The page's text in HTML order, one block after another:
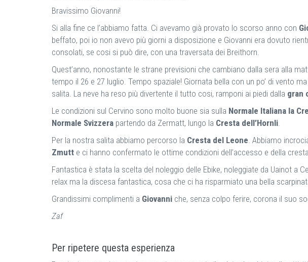
Bravissimo Giovanni!
Si alla fine ce l’abbiamo fatta. Ci avevamo già provato lo scorso anno con
beffato, poi io non avevo più giorni a disposizione e Giovanni era dovuto
consolati, se cosi si può dire, con una traversata dei Breithorn.
Quest’anno, nonostante le strane previsioni che cambiano dalla sera alla
tempo il 26 e 27 luglio. Tempo spaziale! Giornata bella con un po’ di vento
salita. La neve ha reso più divertente il tutto cosi, ramponi ai piedi dalla gran
Le condizioni sul Cervino sono molto buone sia sulla Normale Italiana la
Normale Svizzera partendo da Zermatt, lungo la Cresta dell’Hornli
Per la nostra salita abbiamo percorso la Cresta del Leone . Abbiamo
Zmutt e ci hanno confermato le ottime condizioni dell’accesso e della
Fantastica è stata la scelta del noleggio delle Ebike, noleggiate da Uainot a
relax ma la discesa fantastica, cosa che ci ha risparmiato una bella
Grandissimi complimenti a Giovanni che, senza colpo ferire, corona il suo
Zaf
Per ripetere questa esperienza